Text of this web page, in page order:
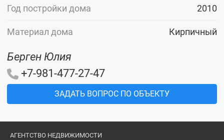
Год постройки дома 2010
Материал дома Кирпичный
Берген Юлия
+7-981-477-27-47
ЗАДАТЬ ВОПРОС ПО ОБЪЕКТУ
АГЕНТСТВО НЕДВИЖИМОСТИ